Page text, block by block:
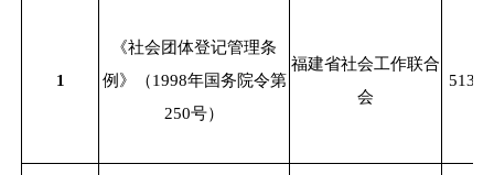
1
《社会团体登记管理条
例》（1998年国务院令第
250号）
福建省社会工作联合
会